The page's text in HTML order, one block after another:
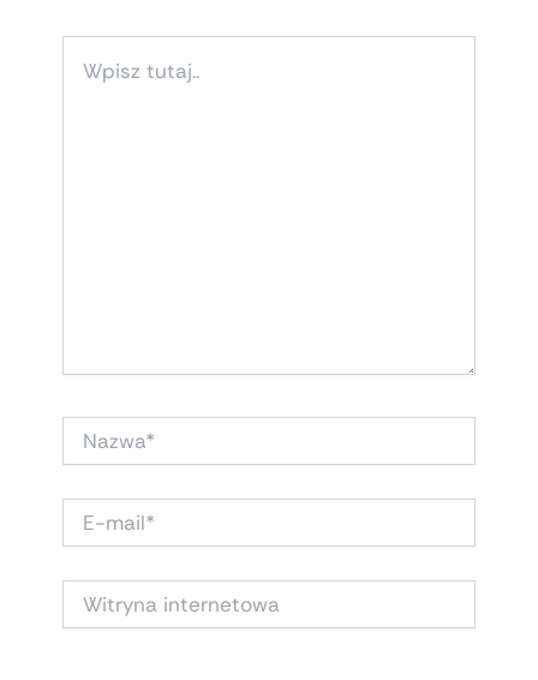
TUTAJ..
NAZWA*
MAIL*
WITRYNA
INTERNETOWA